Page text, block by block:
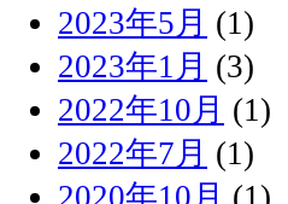
2023年5月 (1)
2023年1月 (3)
2022年10月 (1)
2022年7月 (1)